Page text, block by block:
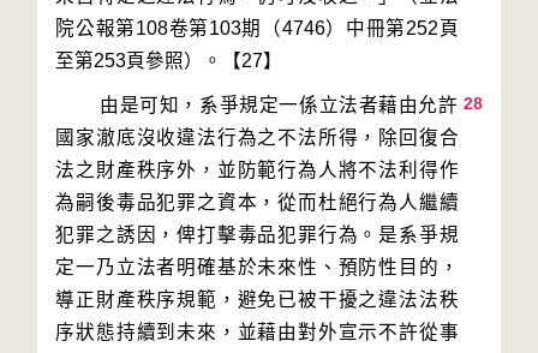
院公報第108卷第103期（4746）中冊第252頁
28
國家澈底沒收違法行為之不法所得，除回復合
法之財產秩序外，並防範行為人將不法利得作
為嗣後毒品犯罪之資本，從而杜絕行為人繼續
犯罪之誘因，俾打擊毒品犯罪行為。是系爭規
定一乃立法者明確基於未來性、預防性目的，
導正財產秩序規範，避免已被干擾之違法法秩
序狀態持續到未來，並藉由對外宣示不許從事